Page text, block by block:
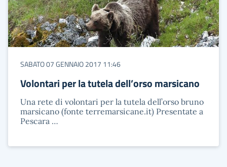
SABATO 07 GENNAIO 2017 11:46
Volontari per la tutela dell’orso marsicano
Una rete di volontari per la tutela dell’orso bruno
marsicano (fonte terremarsicane.it) Presentate a
Pescara …